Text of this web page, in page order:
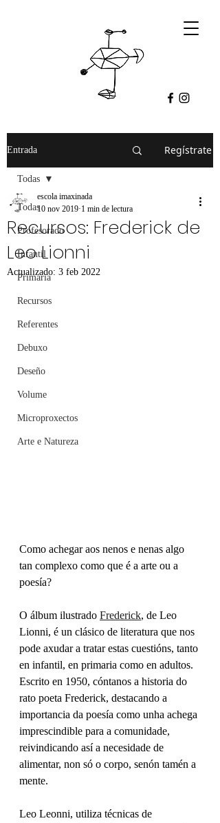
Entrada Regístrate
Todas
Profesorado
Infantil
Primaria
Recursos
Referentes
Debuxo
Deseño
Volume
Microproxectos
Arte e Natureza
Todas
Recursos: Frederick de
Leo Lionni
escola imaxinada
10 nov 2019 1 min de lectura
Actualizado: 3 feb 2022
Como achegar aos nenos e nenas algo
tan complexo como que é a arte ou a
poesía?
O álbum ilustrado Frederick, de Leo
Lionni, é un clásico de literatura que nos
pode axudar a tratar estas cuestións, tanto
en infantil, en primaria como en adultos.
Escrito en 1950, cóntanos a historia do
rato poeta Frederick, destacando a
importancia da poesía como unha achega
imprescindible para a comunidade,
reivindicando así a necesidade de
alimentar, non só o corpo, senón tamén a
mente.
Leo Leonni, utiliza técnicas de